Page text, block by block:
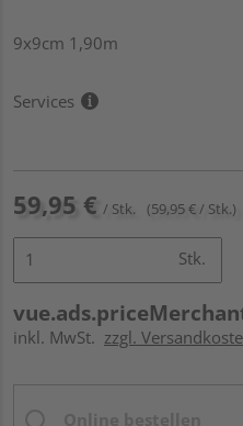
9x9cm 1,90m
Services
59,95 € / Stk. (59,95 € / Stk.)
Stk.
inkl. MwSt. zzgl.